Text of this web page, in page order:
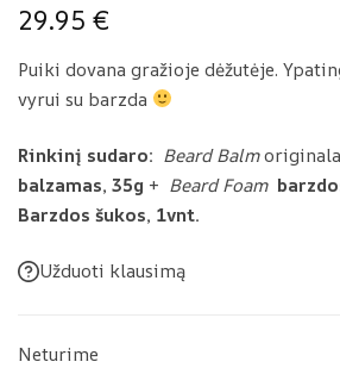
29.95 €
Puiki dovana gražioje dėžutėje.
vyrui su barzda
Rinkinį sudaro: Beard Balm
balzamas, 35g + Beard Foam
Barzdos šukos, 1vnt.
Užduoti klausimą
Neturime